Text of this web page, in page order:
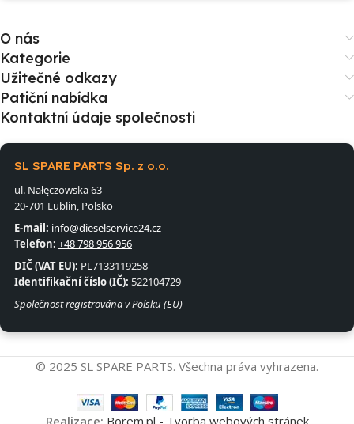
O nás
Kategorie
Užitečné odkazy
Patiční nabídka
Kontaktní údaje společnosti
SL SPARE PARTS Sp. z o.o.
ul. Nałęczowska 63
20-701 Lublin, Polsko
E-mail: info@dieselservice24.cz
Telefon: +48 798 956 956
DIČ (VAT EU): PL7133119258
Identifikační číslo (IČ): 522104729
Společnost registrována v Polsku (EU)
© 2025 SL SPARE PARTS. Všechna práva vyhrazena.
Realizace: Borem.pl - Tvorba webových stránek